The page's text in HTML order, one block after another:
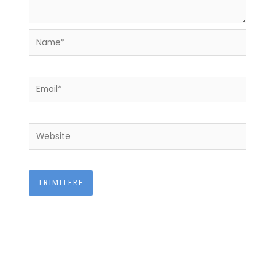
Name*
Email*
Website